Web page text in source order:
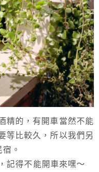
精的，有開車當然不能
等比較久，所以我們另
。
記得不能開車來嘿～